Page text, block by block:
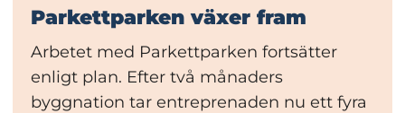
Parkettparken växer fram
Arbetet med Parkettparken fortsätter
enligt plan. Efter två månaders
byggnation tar entreprenaden nu ett fyra